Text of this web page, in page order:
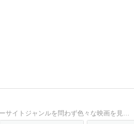
こだわりの映画レビューサイトジャンルを問わず色々な映画を見まくり（妄想を交えて！）感想を書き綴っています。